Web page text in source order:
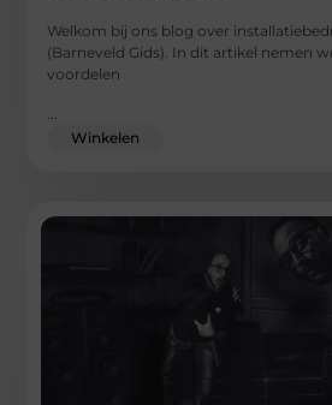
Welkom bij ons blog over
(Barneveld Gids). In dit artikel nemen
voordelen
Winkelen